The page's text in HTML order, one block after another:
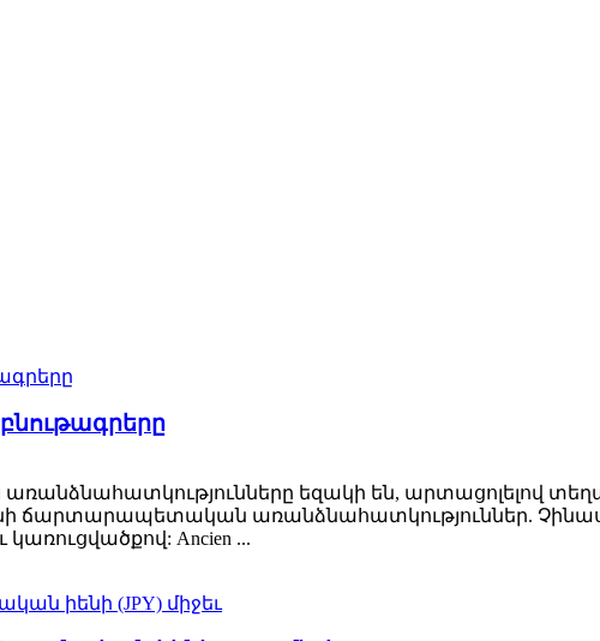
եզակի են, արտացոլելով
ճարտարապետական ​​առանձնահատկություններ.
Ancien ...